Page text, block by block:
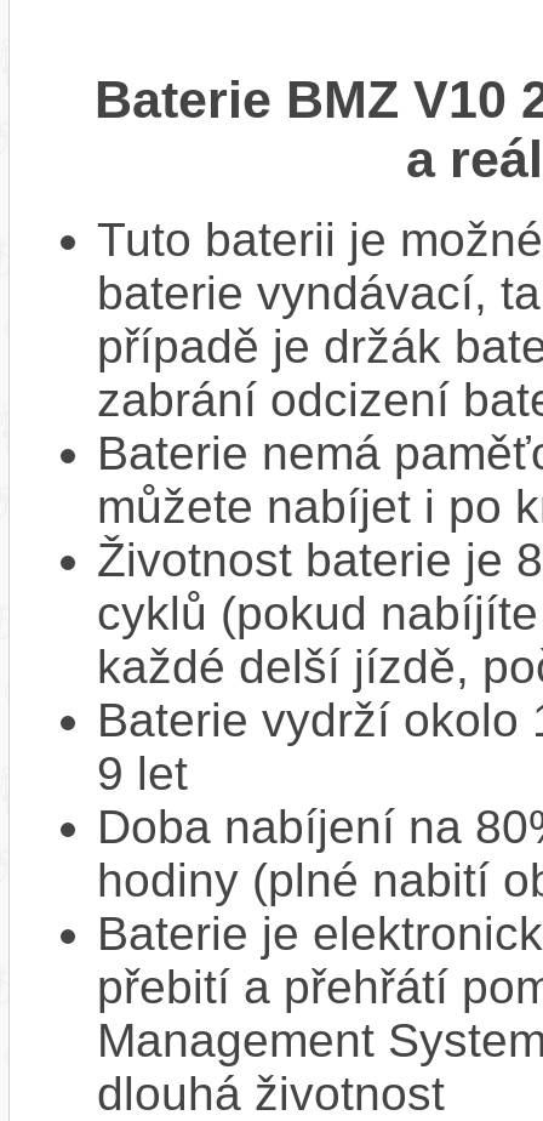
Baterie BMZ V10
a
Tuto baterii je
baterie vyndávací,
případě je držák
zabrání odcizení
Baterie nemá
můžete nabíjet i po
Životnost baterie je
cyklů (pokud
každé delší jízdě,
Baterie vydrží okolo
9 let
Doba nabíjení na
hodiny (plné nabití
Baterie je
přebití a přehřátí
Management
dlouhá životnost